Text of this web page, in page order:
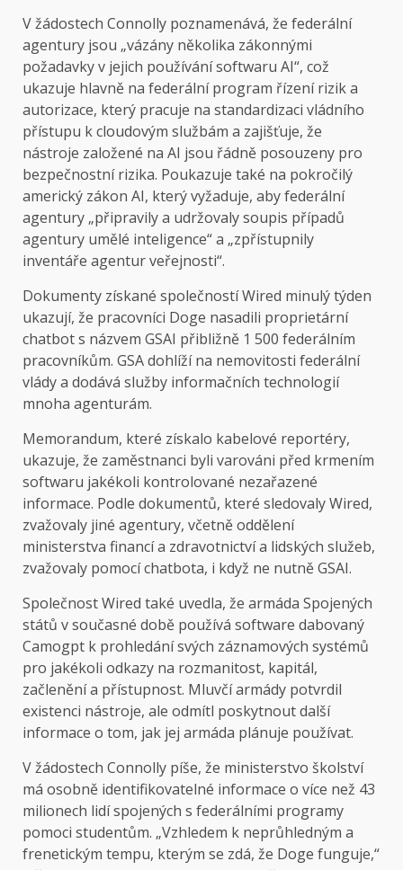
V žádostech Connolly poznamenává, že federální
agentury jsou „vázány několika zákonnými
požadavky v jejich používání softwaru AI“, což
ukazuje hlavně na federální program řízení rizik a
autorizace, který pracuje na standardizaci vládního
přístupu k cloudovým službám a zajišťuje, že
nástroje založené na AI jsou řádně posouzeny pro
bezpečnostní rizika. Poukazuje také na pokročilý
americký zákon AI, který vyžaduje, aby federální
agentury „připravily a udržovaly soupis případů
agentury umělé inteligence“ a „zpřístupnily
inventáře agentur veřejnosti“.
Dokumenty získané společností Wired minulý týden
ukazují, že pracovníci Doge nasadili proprietární
chatbot s názvem GSAI přibližně 1 500 federálním
pracovníkům. GSA dohlíží na nemovitosti federální
vlády a dodává služby informačních technologií
mnoha agenturám.
Memorandum, které získalo kabelové reportéry,
ukazuje, že zaměstnanci byli varováni před krmením
softwaru jakékoli kontrolované nezařazené
informace. Podle dokumentů, které sledovaly Wired,
zvažovaly jiné agentury, včetně oddělení
ministerstva financí a zdravotnictví a lidských služeb,
zvažovaly pomocí chatbota, i když ne nutně GSAI.
Společnost Wired také uvedla, že armáda Spojených
států v současné době používá software dabovaný
Camogpt k prohledání svých záznamových systémů
pro jakékoli odkazy na rozmanitost, kapitál,
začlenění a přístupnost. Mluvčí armády potvrdil
existenci nástroje, ale odmítl poskytnout další
informace o tom, jak jej armáda plánuje používat.
V žádostech Connolly píše, že ministerstvo školství
má osobně identifikovatelné informace o více než 43
milionech lidí spojených s federálními programy
pomoci studentům. „Vzhledem k neprůhledným a
frenetickým tempu, kterým se zdá, že Doge funguje,“